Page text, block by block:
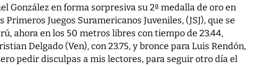
González en forma sorpresiva su 2ª medalla de oro en
Primeros Juegos Suramericanos Juveniles, (JSJ), que se
ahora en los 50 metros libres con tiempo de 23.44,
Delgado (Ven), con 23.75, y bronce para Luis Rendón,
pedir disculpas a mis lectores, para seguir otro día el